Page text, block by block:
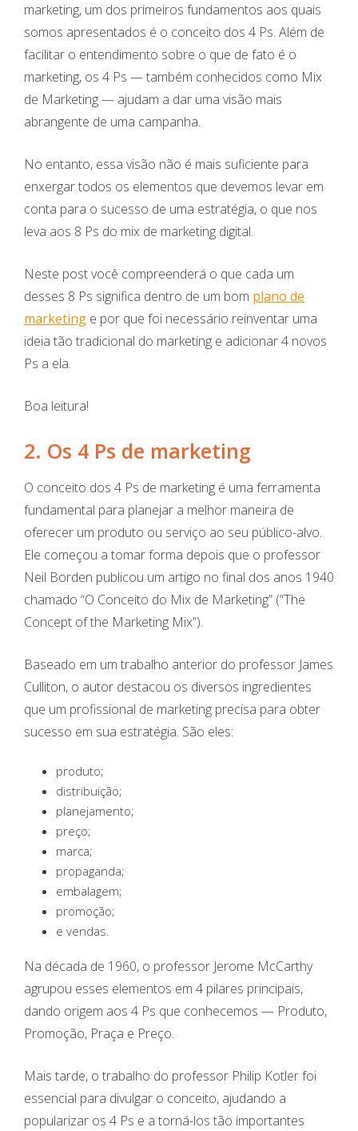
marketing, um dos primeiros fundamentos aos quais
somos apresentados é o conceito dos 4 Ps. Além de
facilitar o entendimento sobre o que de fato é o
marketing, os 4 Ps — também conhecidos como Mix
de Marketing — ajudam a dar uma visão mais
abrangente de uma campanha.
No entanto, essa visão não é mais suficiente para
enxergar todos os elementos que devemos levar em
conta para o sucesso de uma estratégia, o que nos
leva aos 8 Ps do mix de marketing digital.
Neste post você compreenderá o que cada um
desses 8 Ps significa dentro de um bom plano de
marketing e por que foi necessário reinventar uma
ideia tão tradicional do marketing e adicionar 4 novos
Ps a ela.
Boa leitura!
2. Os 4 Ps de marketing
O conceito dos 4 Ps de marketing é uma ferramenta
fundamental para planejar a melhor maneira de
oferecer um produto ou serviço ao seu público-alvo.
Ele começou a tomar forma depois que o professor
Neil Borden publicou um artigo no final dos anos 1940
chamado “O Conceito do Mix de Marketing” (“The
Concept of the Marketing Mix”).
Baseado em um trabalho anterior do professor James
Culliton, o autor destacou os diversos ingredientes
que um profissional de marketing precisa para obter
sucesso em sua estratégia. São eles:
produto;
distribuição;
planejamento;
preço;
marca;
propaganda;
embalagem;
promoção;
e vendas.
Na década de 1960, o professor Jerome McCarthy
agrupou esses elementos em 4 pilares principais,
dando origem aos 4 Ps que conhecemos — Produto,
Promoção, Praça e Preço.
Mais tarde, o trabalho do professor Philip Kotler foi
essencial para divulgar o conceito, ajudando a
popularizar os 4 Ps e a torná-los tão importantes